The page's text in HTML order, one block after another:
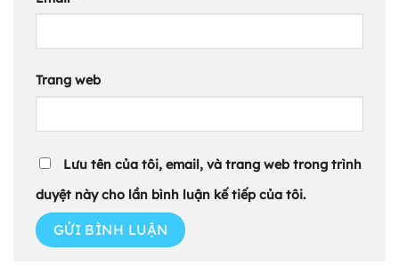
Trang web
Lưu tên của tôi, email, và trang web trong trình
duyệt này cho lần bình luận kế tiếp của tôi.